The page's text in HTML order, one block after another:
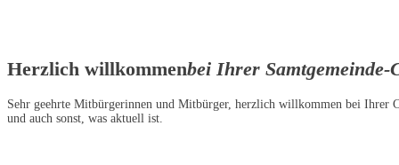
Herzlich willkommenbei Ihrer Samtgemeinde-
Sehr geehrte Mitbürgerinnen und Mitbürger, herzlich willkommen bei Ihrer
und auch sonst, was aktuell ist.